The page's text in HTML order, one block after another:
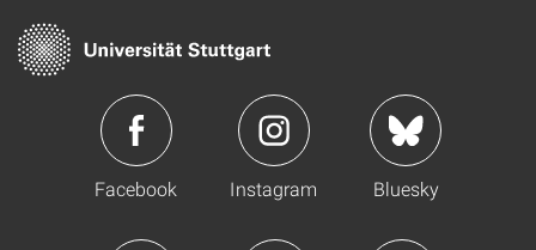
Facebook Instagram Bluesky